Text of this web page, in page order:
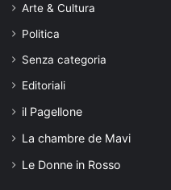
Arte & Cultura
Politica
Senza categoria
Editoriali
il Pagellone
La chambre de Mavi
Le Donne in Rosso